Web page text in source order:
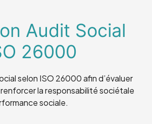
Audit Social
26000
selon ISO 26000 afin d’évaluer
la responsabilité sociétale
sociale.